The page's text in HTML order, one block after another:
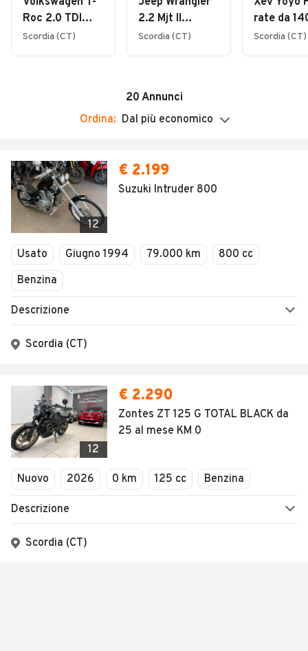
Domenica
Roc 2.0 TDI
SCR 150 CV
Scordia (CT)
2.2 Mjt II
Rubicon A
Scordia (CT)
rate da
mese
Scordia (CT)
20 Annunci
Ordina: Dal più economico
12
€ 2.199
Suzuki Intruder 800
Usato Giugno 1994 79.000 km
800 cc
Benzina
Descrizione
Scordia (CT)
12
€ 2.290
Zontes ZT 125 G TOTAL BLACK da
25 al mese KM 0
Nuovo 2026 0 km 125 cc Benzina
Descrizione
Scordia (CT)